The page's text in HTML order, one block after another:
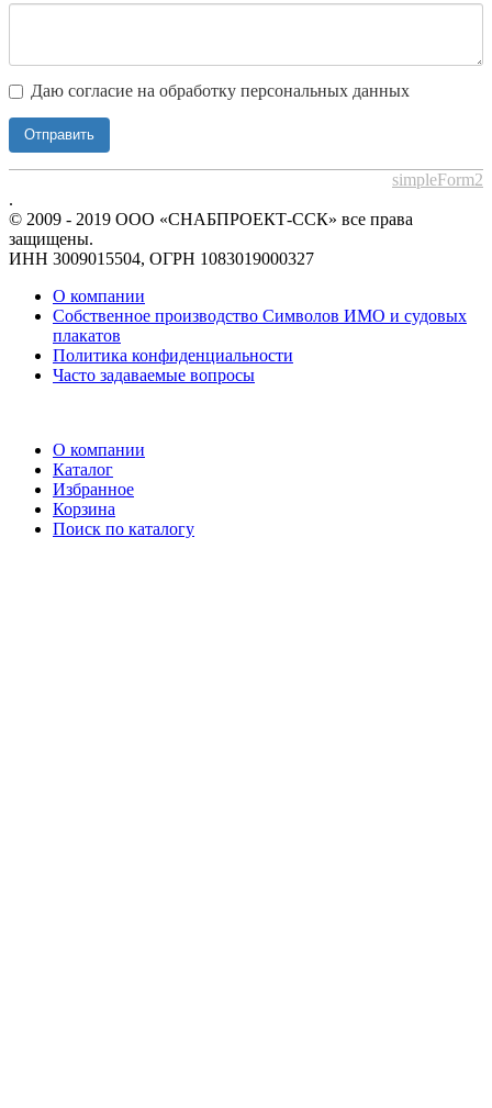
Даю согласие на обработку персональных данных
Отправить
simpleForm2
.
© 2009 - 2019 ООО «СНАБПРОЕКТ-ССК» все права
защищены.
ИНН 3009015504, ОГРН 1083019000327
О компании
Собственное производство Символов ИМО и судовых
плакатов
Политика конфиденциальности
Часто задаваемые вопросы
О компании
Каталог
Избранное
Корзина
Поиск по каталогу